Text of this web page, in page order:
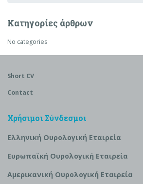
Κατηγορίες άρθρων
No categories
Short CV
Contact
Χρήσιμοι Σύνδεσμοι
Ελληνική Ουρολογική Εταιρεία
Ευρωπαϊκή Ουρολογική Εταιρεία
Αμερικανική Ουρολογική Εταιρεία